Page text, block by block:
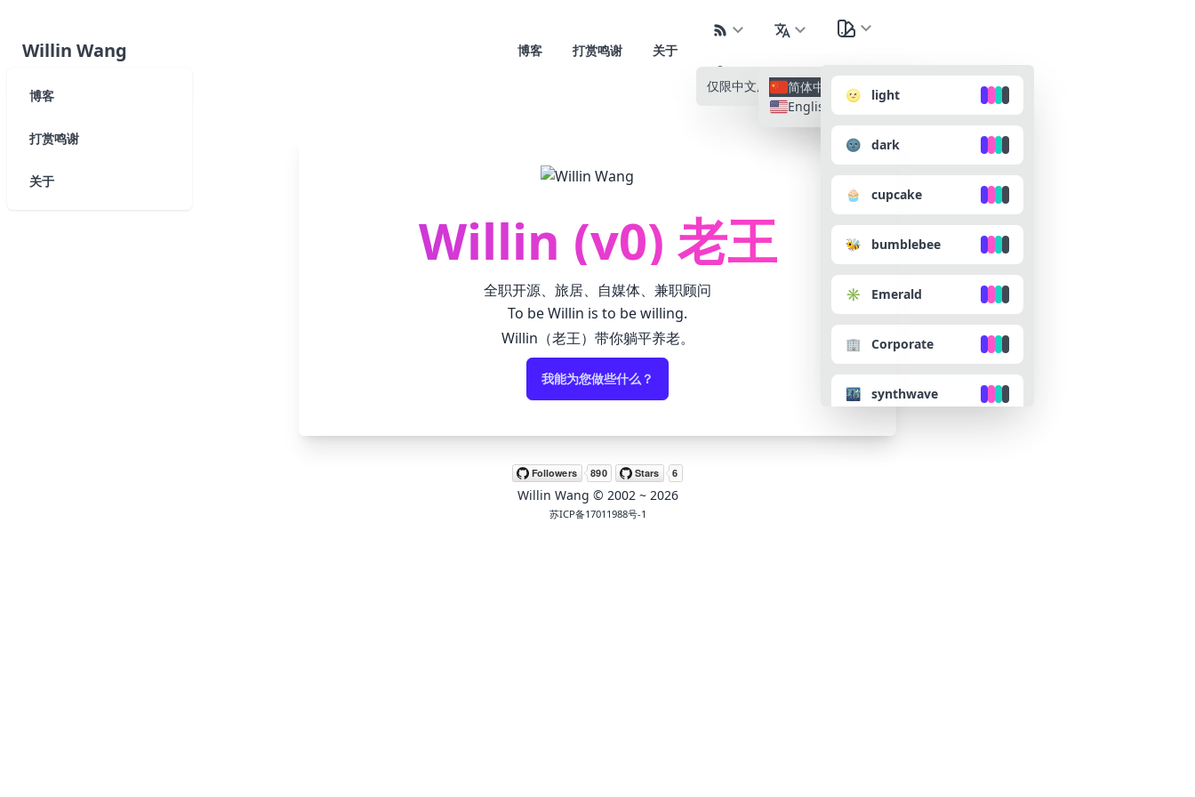
博客
打赏鸣谢
关于
Willin Wang 博客 打赏鸣谢 关于
仅限中文所有语种简体中文
English
🌝 light
🌚 dark
🧁 cupcake
🐝 bumblebee
✳️ Emerald
🏢 Corporate
🌃 synthwave
👴 retro
Willin (v0) 老王
全职开源、旅居、自媒体、兼职顾问
To be Willin is to be willing.
Willin（老王）带你躺平养老。
我能为您做些什么？
Willin Wang © 2002 ~ 2026
苏ICP备17011988号-1